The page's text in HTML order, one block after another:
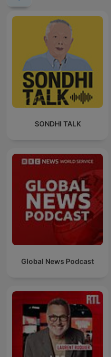
SONDHI TALK
Global News Podcast